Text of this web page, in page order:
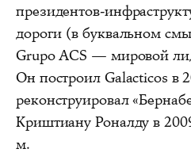
президентов-
дороги (в буквальном
Grupo ACS — мировой
Он построил Galacticos в
реконструировал
Криштиану Роналду в
м.